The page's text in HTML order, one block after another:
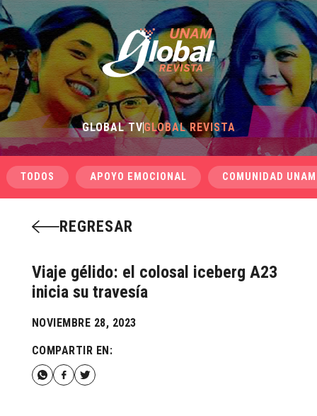
GLOBAL TVGLOBAL REVISTA
TODOS APOYO EMOCIONAL COMUNIDAD UNAM
REGRESAR
Viaje gélido: el colosal iceberg A23
inicia su travesía
NOVIEMBRE 28, 2023
COMPARTIR EN: